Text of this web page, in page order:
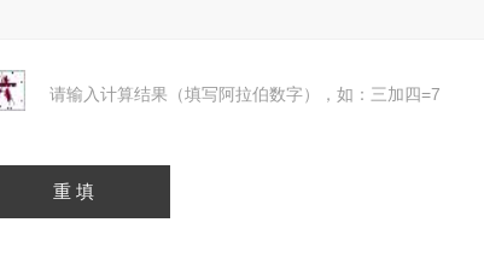
请输入计算结果（填写阿拉伯数字），如：三加四=7